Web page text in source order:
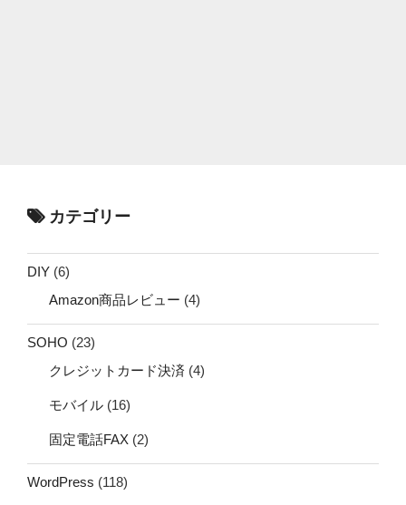
カテゴリー
DIY (6)
Amazon商品レビュー (4)
SOHO (23)
クレジットカード決済 (4)
モバイル (16)
固定電話FAX (2)
WordPress (118)